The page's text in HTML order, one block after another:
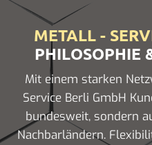
METALL -
PHILOSOPHIE
Mit einem starken
Service Berli GmbH
bundesweit, sondern
Nachbarländern.